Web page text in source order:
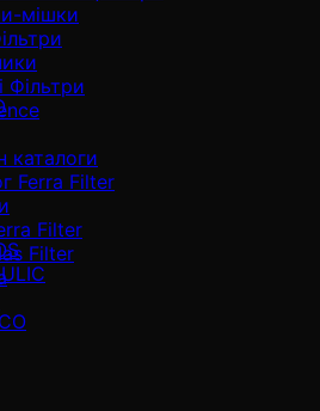
мішки
Фільтри
каталоги
Ferra Filter
Filter
Filter